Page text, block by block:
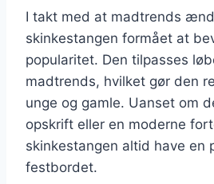
I takt med at madtrends
skinkestangen formået at
popularitet. Den tilpasses
madtrends, hvilket gør den
unge og gamle. Uanset om
opskrift eller en moderne
skinkestangen altid have en
festbordet.